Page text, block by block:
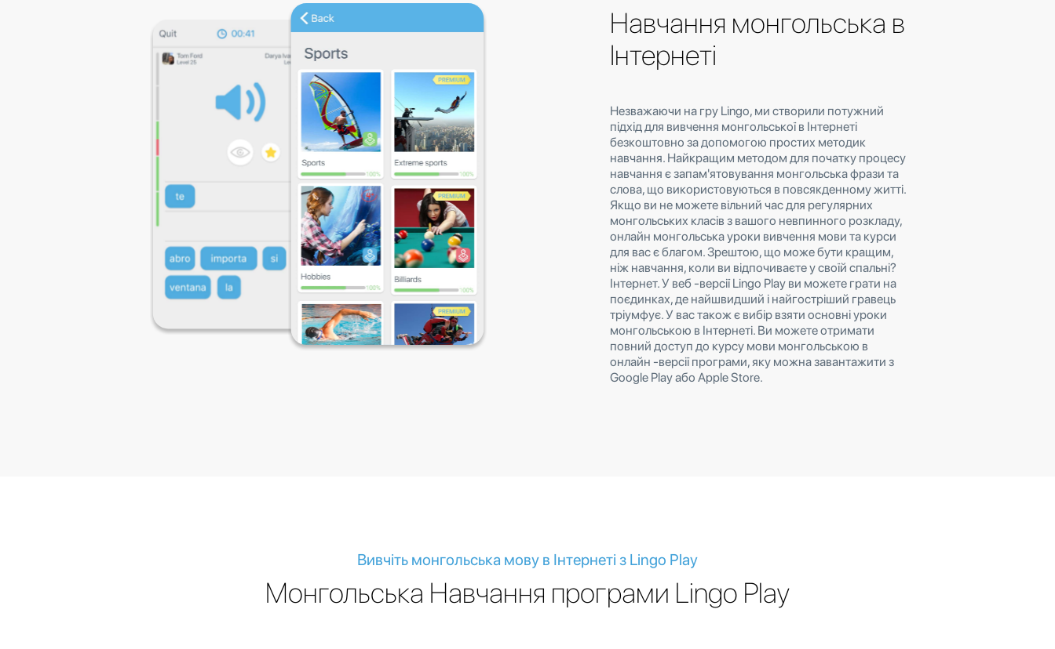
Навчання монгольська в
Інтернеті
Незважаючи на гру Lingo, ми створили потужний
підхід для вивчення монгольської в Інтернеті
безкоштовно за допомогою простих методик
навчання. Найкращим методом для початку процесу
навчання є запам'ятовування монгольська фрази та
слова, що використовуються в повсякденному житті.
Якщо ви не можете вільний час для регулярних
монгольських класів з вашого невпинного розкладу,
онлайн монгольська уроки вивчення мови та курси
для вас є благом. Зрештою, що може бути кращим,
ніж навчання, коли ви відпочиваєте у своїй спальні?
Інтернет. У веб -версії Lingo Play ви можете грати на
поєдинках, де найшвидший і найгостріший гравець
тріумфує. У вас також є вибір взяти основні уроки
монгольською в Інтернеті. Ви можете отримати
повний доступ до курсу мови монгольською в
онлайн -версії програми, яку можна завантажити з
Google Play або Apple Store.
Вивчіть монгольська мову в Інтернеті з Lingo Play
Монгольська Навчання програми Lingo Play